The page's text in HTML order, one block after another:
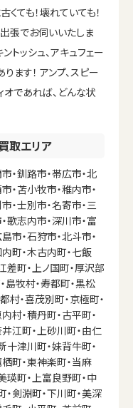
ても！壊れていても！
張でお伺いいたしま
トッシュ、アキュフェー
ます！ アンプ、スピー
オであれば、どんな状
取エリア
・釧路市・帯広市・北
・苫小牧市・稚内市・
・士別市・名寄市・三
歌志内市・深川市・富
市・石狩市・北斗市・
町・木古内町・七飯
差町・上ノ国町・厚沢部
島牧村・寿都町・黒松
村・喜茂別町・京極町・
村・積丹町・古平町・
江町・上砂川町・由仁
十津川町・妹背牛町・
町・東神楽町・当麻
瑛町・上富良野町・中
剣淵町・下川町・美深